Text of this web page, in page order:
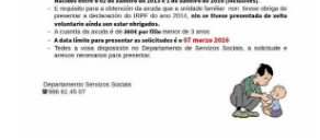
PROGRAMA
“BENESTAR
EN